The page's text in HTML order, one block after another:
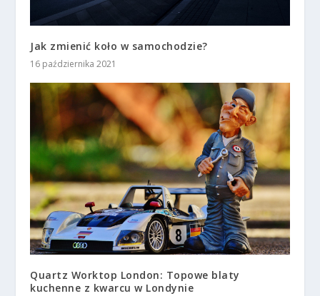
Jak zmienić koło w samochodzie?
16 października 2021
Quartz Worktop London: Topowe blaty
kuchenne z kwarcu w Londynie